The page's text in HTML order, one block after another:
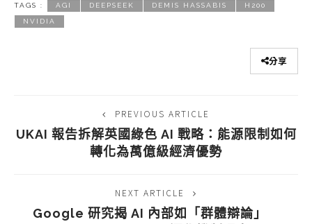
TAGS : AGI DEEPSEEK DEMIS HASSABIS H200
NVIDIA
分享
PREVIOUS ARTICLE
UKAI 報告拆解英國綠色 AI 戰略：能源限制如何
轉化為萬億級經濟優勢
NEXT ARTICLE
Google 研究揭 AI 內部如「群體辯論」